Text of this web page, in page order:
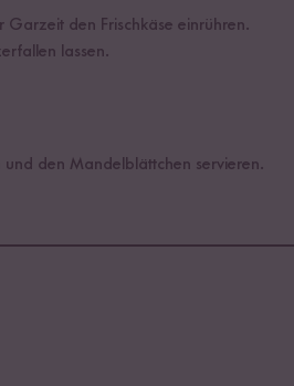
den Frischkäse einrühren.
lassen.
den Mandelblättchen servieren.